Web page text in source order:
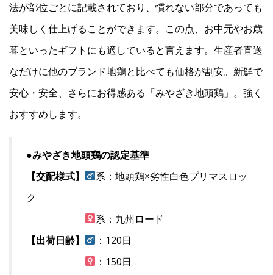
法が部位ごとに記載されており、慣れない部分であっても
美味しく仕上げることができます。この点、お中元やお歳
暮といったギフトにも適していると言えます。生産者直送
なだけに他のブランド地鶏と比べても価格が割安。新鮮で
安心・安全、さらにお得感ある「みやざき地頭鶏」。強く
おすすめします。
●みやざき地頭鶏の認定基準
【交配様式】
系：地頭鶏×劣性白色プリマスロッ
ク
系：九州ロード
【出荷日齢】
：120日
：150日